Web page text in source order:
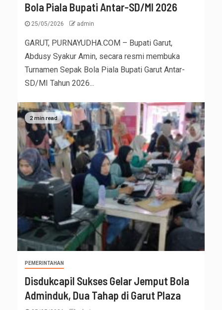
Bola Piala Bupati Antar-SD/MI 2026
25/05/2026 admin
GARUT, PURNAYUDHA.COM – Bupati Garut,
Abdusy Syakur Amin, secara resmi membuka
Turnamen Sepak Bola Piala Bupati Garut Antar-
SD/MI Tahun 2026...
2 min read
PEMERINTAHAN
Disdukcapil Sukses Gelar Jemput Bola
Adminduk, Dua Tahap di Garut Plaza